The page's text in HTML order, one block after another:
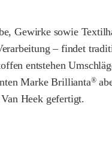
Gewirke sowie
– findet
entstehen
Marke Brillianta®
Heek gefertigt.